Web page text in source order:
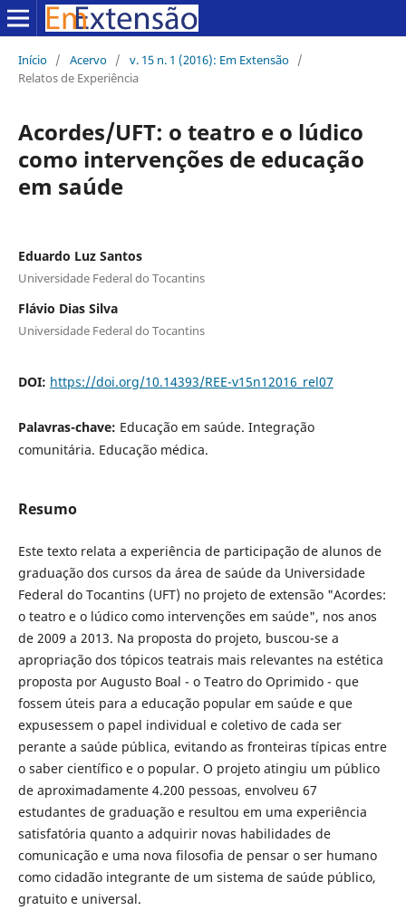
Início / Acervo / v. 15 n. 1 (2016): Em Extensão /
Relatos de Experiência
Acordes/UFT: o teatro e o lúdico
como intervenções de educação
em saúde
Eduardo Luz Santos
Universidade Federal do Tocantins
Flávio Dias Silva
Universidade Federal do Tocantins
DOI: https://doi.org/10.14393/REE-v15n12016_rel07
Palavras-chave: Educação em saúde. Integração
comunitária. Educação médica.
Resumo
Este texto relata a experiência de participação de alunos de
graduação dos cursos da área de saúde da Universidade
Federal do Tocantins (UFT) no projeto de extensão "Acordes:
o teatro e o lúdico como intervenções em saúde", nos anos
de 2009 a 2013. Na proposta do projeto, buscou-se a
apropriação dos tópicos teatrais mais relevantes na estética
proposta por Augusto Boal - o Teatro do Oprimido - que
fossem úteis para a educação popular em saúde e que
expusessem o papel individual e coletivo de cada ser
perante a saúde pública, evitando as fronteiras típicas entre
o saber científico e o popular. O projeto atingiu um público
de aproximadamente 4.200 pessoas, envolveu 67
estudantes de graduação e resultou em uma experiência
satisfatória quanto a adquirir novas habilidades de
comunicação e uma nova filosofia de pensar o ser humano
como cidadão integrante de um sistema de saúde público,
gratuito e universal.